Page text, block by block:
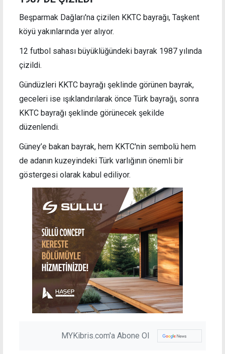
Beşparmak Dağları'na çizilen KKTC bayrağı, Taşkent
köyü yakınlarında yer alıyor.
12 futbol sahası büyüklüğündeki bayrak 1987 yılında
çizildi.
Gündüzleri KKTC bayrağı şeklinde görünen bayrak,
geceleri ise ışıklandırılarak önce Türk bayrağı, sonra
KKTC bayrağı şeklinde görünecek şekilde
düzenlendi.
Güney’e bakan bayrak, hem KKTC'nin sembolü hem
de adanın kuzeyindeki Türk varlığının önemli bir
göstergesi olarak kabul ediliyor.
MYKibris.com'a Abone Ol